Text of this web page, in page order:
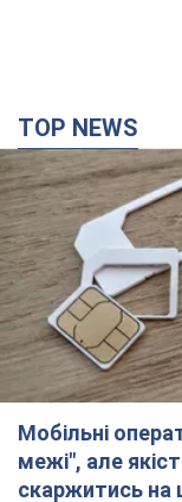
Мобільні
межі", але
скаржитись на
Чому ціни на
поліпшити якість
3 часа назад 22,4
В окупованій
валить чорний
Місто, ймовірно,